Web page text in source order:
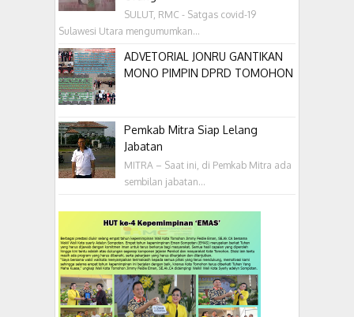
SULUT, RMC - Satgas covid-19
Sulawesi Utara mengumumkan...
ADVETORIAL JONRU GANTIKAN
MONO PIMPIN DPRD TOMOHON
Pemkab Mitra Siap Lelang
Jabatan
MITRA – Saat ini, di Pemkab Mitra ada
sembilan jabatan...